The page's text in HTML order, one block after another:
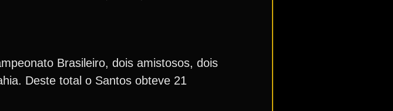
Brasileiro, dois amistosos, dois
Deste total o Santos obteve 21